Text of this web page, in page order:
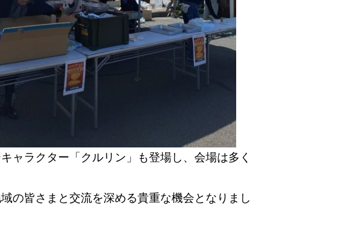
ャラクター「クルリン」も登場し、会場は多く
の皆さまと交流を深める貴重な機会となりまし